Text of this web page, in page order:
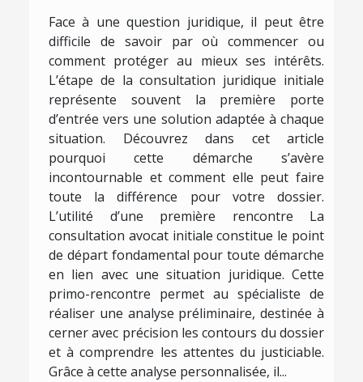
Face à une question juridique, il peut être
difficile de savoir par où commencer ou
comment protéger au mieux ses intérêts.
L’étape de la consultation juridique initiale
représente souvent la première porte
d’entrée vers une solution adaptée à chaque
situation. Découvrez dans cet article
pourquoi cette démarche s’avère
incontournable et comment elle peut faire
toute la différence pour votre dossier.
L’utilité d’une première rencontre La
consultation avocat initiale constitue le point
de départ fondamental pour toute démarche
en lien avec une situation juridique. Cette
primo-rencontre permet au spécialiste de
réaliser une analyse préliminaire, destinée à
cerner avec précision les contours du dossier
et à comprendre les attentes du justiciable.
Grâce à cette analyse personnalisée, il...